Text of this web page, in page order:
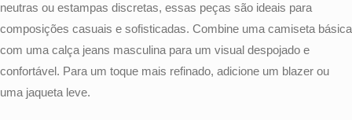
neutras ou estampas discretas, essas peças são ideais para
composições casuais e sofisticadas. Combine uma camiseta básica
com uma calça jeans masculina para um visual despojado e
confortável. Para um toque mais refinado, adicione um blazer ou
uma jaqueta leve.